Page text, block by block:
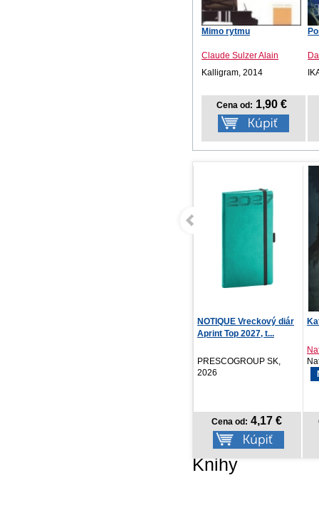
Mimo rytmu
Claude Sulzer Alain
Kalligram, 2014
Cena od: 1,90 €
NOTIQUE Vreckový diár
Aprint Top 2027, t...
PRESCOGROUP SK,
2026
Cena od: 4,17 €
Knihy